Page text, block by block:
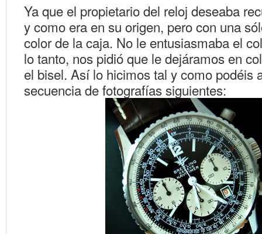
Ya que el propietario del reloj deseaba
y como era en su origen, pero con una
color de la caja. No le entusiasmaba el
lo tanto, nos pidió que le dejáramos en
el bisel. Así lo hicimos tal y como podéis
secuencia de fotografías siguientes: